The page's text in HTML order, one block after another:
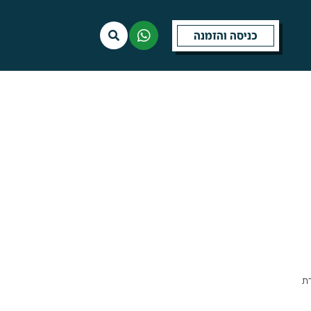
כניסה והזמנה